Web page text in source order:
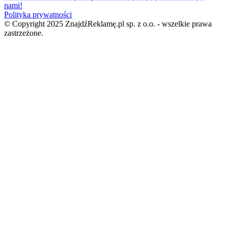
nami!
Polityka prywatności
© Copyright 2025 ZnajdźReklamę.pl sp. z o.o. - wszelkie prawa
zastrzeżone.